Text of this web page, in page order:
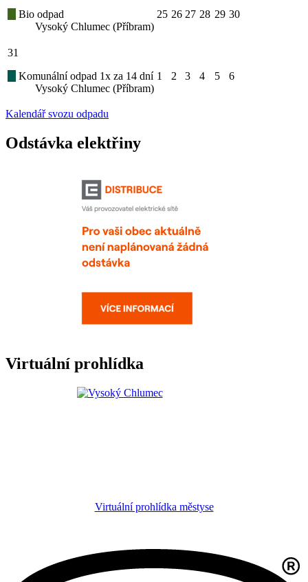
Bio odpad
Vysoký Chlumec (Příbram)
25 26 27 28 29 30
31
Komunální odpad 1x za 14 dní
Vysoký Chlumec (Příbram)
1 2 3 4 5 6
Kalendář svozu odpadu
Odstávka elektřiny
Virtuální prohlídka
Virtuální prohlídka městyse